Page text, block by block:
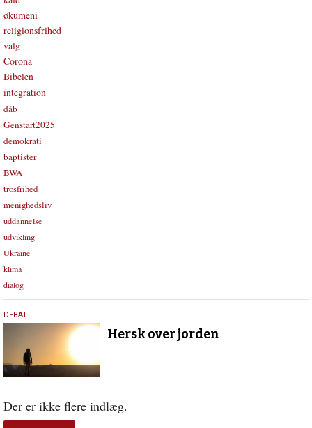
økumeni
religionsfrihed
valg
Corona
Bibelen
integration
dåb
Genstart2025
demokrati
baptister
BWA
trosfrihed
menighedsliv
uddannelse
udvikling
Ukraine
klima
dialog
12.
september
2024
DEBAT
Hersk over jorden
Der er ikke flere indlæg.